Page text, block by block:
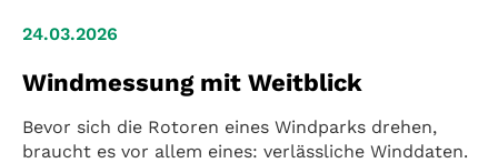
24.03.2026
Windmessung mit Weitblick
Bevor sich die Rotoren eines Windparks drehen,
braucht es vor allem eines: verlässliche Winddaten.